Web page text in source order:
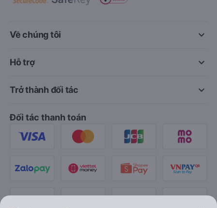
keyboard_arrow_down
Về chúng tôi
keyboard_arrow_down
Hỗ trợ
keyboard_arrow_down
Trở thành đối tác
Đối tác thanh toán